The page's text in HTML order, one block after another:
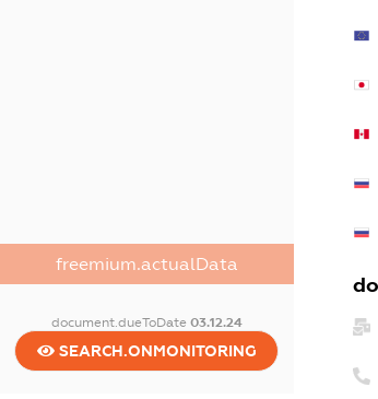
freemium.actualData
document.dueToDate 03.12.24
SEARCH.ONMONITORING